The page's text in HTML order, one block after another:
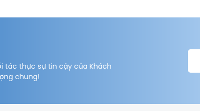
tác thực sự tin cậy của Khách
chung!